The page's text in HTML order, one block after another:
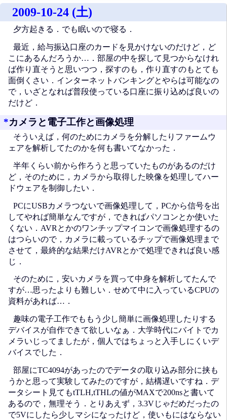
2009-10-24 (土)
夕方起きる．でも眠いので寝る．
最近，給与振込口座のカードを見かけないのだけど，ど
こにあるんだろうか…．部屋の中を探して見つからなけれ
ば作り直そうと思いつつ，探すのも，作り直すのもとても
面倒くさい．インターネットバンキングとやらは可能なの
で，いざとなれば普段使っている口座に振り込めば良いの
だけど．
*カメラと電子工作と画像処理
そういえば，何のためにカメラを分解したりファームウ
ェアを解析してたのかを何も書いてなかった．
半年くらい前から作ろうと思っていたものがあるのだけ
ど，そのために，カメラから取得した映像を処理してハー
ドウェアを制御したい．
PCにUSBカメラつないで画像処理して，PCから信号を出
してやれば簡単なんですが，できればパソコンとか使いた
くない．AVRとかのワンチップマイコンで画像処理するの
はつらいので，カメラに載っているチップで画像処理まで
させて，最終的な結果だけAVRとかで処理できれば良い感
じ．
そのために，安いカメラを買って中身を解析してたんで
すが…思ったよりも難しい．せめて中に入っているCPUの
資料があれば…．
趣味の電子工作でももう少し簡単に画像処理したりする
デバイスが自作できて欲しいなぁ．大学時代にバイトでカ
メラいじってましたが，個人ではちょっと入手しにくいデ
バイスでした．
部屋にTC4094があったのでデータの取り込み部分に挟も
うかと思って実験してみたのですが，結構遅いですね．デ
ータシート見てもtTLH,tTHLの値がMAXで200nsと書いて
あるので，無理そう．とりあえず，3.3Vじゃだめだったの
で5Vにしたら少しマシになったけど，使いもにはならない